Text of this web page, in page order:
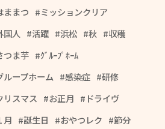
ままつ
ミッションクリア
国人
活躍 浜松 秋
収穫
つま芋
ｸﾞﾙｰﾌﾟﾎｰﾑ
ループホーム
感染症
研修
リスマス
お正月
ドライヴ
月
誕生日 おやつレク 節分